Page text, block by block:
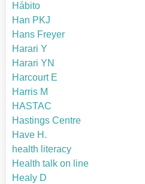
Hábito
Han PKJ
Hans Freyer
Harari Y
Harari YN
Harcourt E
Harris M
HASTAC
Hastings Centre
Have H.
health literacy
Health talk on line
Healy D